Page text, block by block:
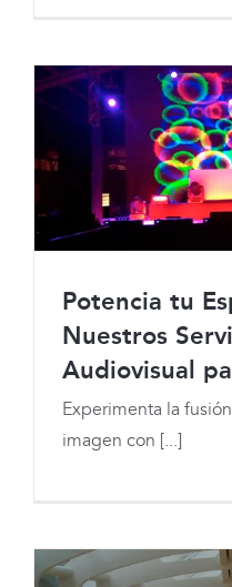
Potencia tu
Servicios de
Potencia tu
Nuestros
Audiovisual
Experimenta la
imagen con [...]